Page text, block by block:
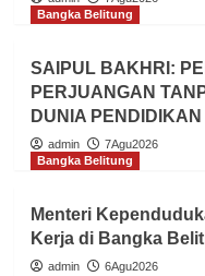
Bangka Belitung
SAIPUL BAKHRI:
PERJUANGAN
DUNIA
admin
7Agu2026
Bangka Belitung
Menteri
Kerja di Bangka
admin 6Agu2026